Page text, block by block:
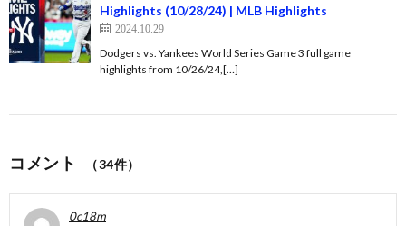
Highlights (10/28/24) | MLB Highlights
2024.10.29
Dodgers vs. Yankees World Series Game 3 full game
highlights from 10/26/24,[…]
コメント （34件）
0c18m